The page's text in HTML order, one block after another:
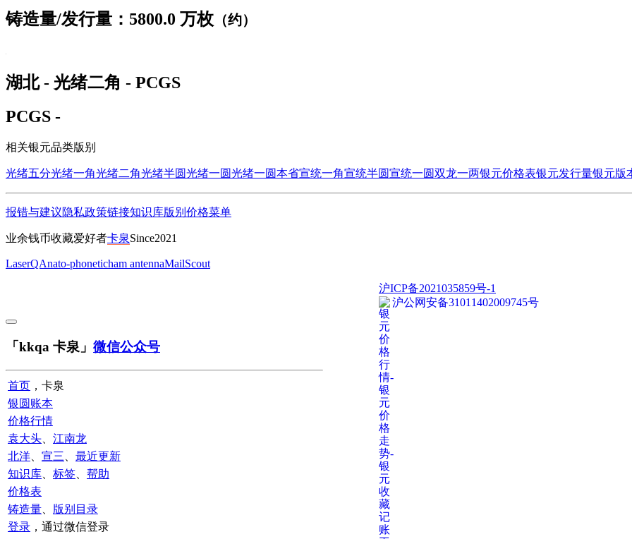
铸造量/发行量：5800.0 万枚 （约）
湖北 - 光绪二角 - PCGS
PCGS -
相关银元品类版别
光绪五分光绪一角光绪二角光绪半圆光绪一圆光绪一圆本省宣统一角宣统半圆宣统一圆双龙一两银元价格表银元发行量银元版
报错与建议隐私政策链接知识库版别 价格菜单
业余钱币收藏爱好者卡泉Since2021
LaserQAnato-phoneticham antennaMailScout
沪ICP备2021035859号-1
沪公网安备31011402009745号
「kkqa 卡泉」 微信公众号
首页 ，卡泉
银圆账本
价格行情
袁大头
江南龙
北洋
宣三
最近更新
知识库
标签
帮助
价格表
铸造量
版别目录
登录 ，通过微信登录